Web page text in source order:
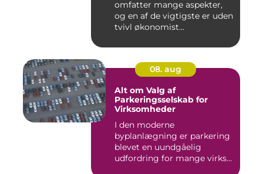
omfatter mange aspekter,
og en af de vigtigste er uden
tvivl økonomist...
08. aug
Alt om Valg af
Parkeringsselskab for
Virksomheder
I den moderne
byplanlægning er parkering
blevet en uundgåelig
udfordring for mange virks...